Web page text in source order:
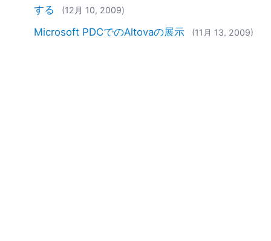
する
(12月 10, 2009)
Microsoft PDCでのAltovaの展示 (11月 13, 2009)